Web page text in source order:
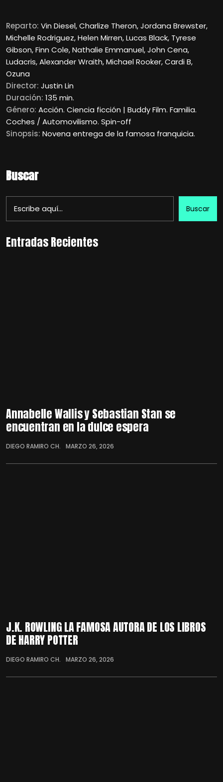
Reparto: Vin Diesel, Charlize Theron, Jordana Brewster,
Michelle Rodriguez, Helen Mirren, Lucas Black, Tyrese
Gibson, Finn Cole, Nathalie Emmanuel, John Cena,
Ludacris, Alexander Wraith, Michael Rooker, Cardi B,
Ozuna
Director: Justin Lin
Duración: 135 min.
Género: Acción. Ciencia ficción | Buddy Film. Familia.
Coches / Automovilismo. Spin-off
Sinopsis: Novena entrega de la famosa franquicia.
Buscar
Buscar
Entradas Recientes
Annabelle Wallis y Sebastian Stan se
encuentran en la dulce espera
DIEGO RAMIRO CH. MARZO 26, 2026
J.K. ROWLING LA FAMOSA AUTORA DE LOS LIBROS
DE HARRY POTTER
DIEGO RAMIRO CH. MARZO 26, 2026